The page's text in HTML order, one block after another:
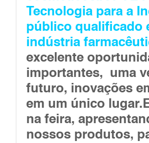
Tecnologia para a
público qualificado
indústria
excelente
importantes, uma
futuro, inovações
em um único
na feira,
nossos produtos,